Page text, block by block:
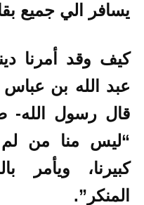
يسافر الي جميع
كيف وقد أمرنا
عبد الله بن
قال رسول الله-
“ليس منا من لم
كبيرنا، ويأمر
المنكر”.